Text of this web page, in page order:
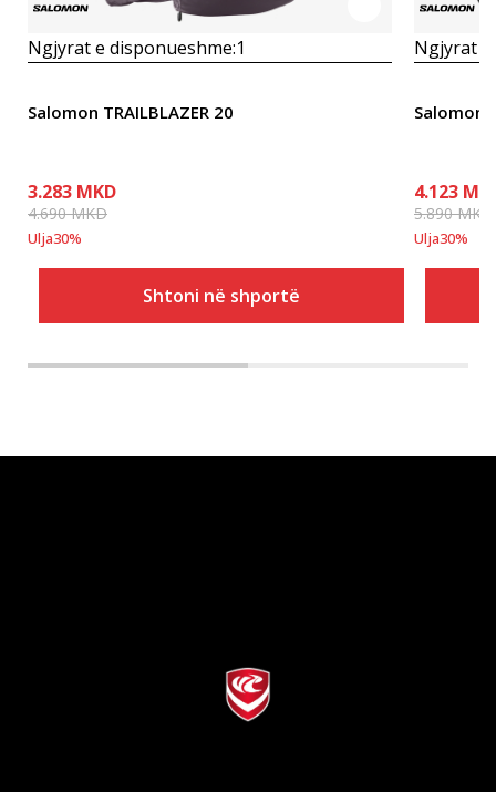
Ngjyrat e disponueshme:1
Salomon TRAILBLAZER 20
3.283 MKD
4.690MKD
Ulja30%
Shtoni në shportë
Ngjyrat e
Salomon
4.123
5.890MKD
Ulja30%